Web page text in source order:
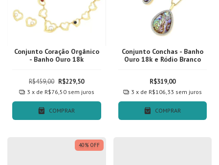
Conjunto Coração Orgânico
- Banho Ouro 18k
R$459,00 R$229,50
3 x de R$76,50 sem juros
COMPRAR
Conjunto Conchas - Banho
Ouro 18k e Ródio Branco
R$319,00
3 x de R$106,33 sem juros
COMPRAR
40% OFF